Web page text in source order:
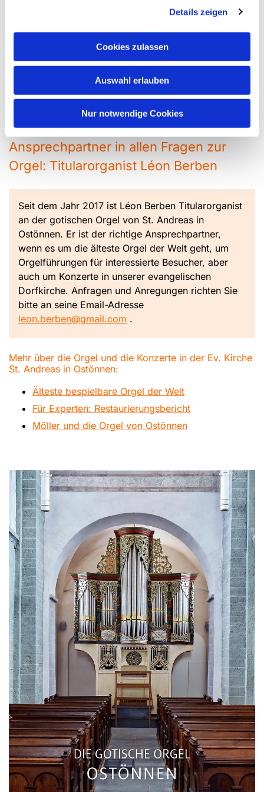
Details zeigen
Cookies zulassen
Auswahl erlauben
Nur notwendige Cookies
Schleifladenorgel aufzeigt und der die Schönheit des
restaurierten klanglichen Denkmals mit Orgelmusik aus
der Entstehungszeit des ursprünglichen Instrumentes
vorführt. Die DVD enthält zusätzlich Klangimpressionen
vom Spiel auf der Orgel, eine Bilddokumentation der
das Pfeifenwerk der Orgel. Erhältlich ist die DVD beim
Westfalen-Medienshop des LWL.
Ansprechpartner in allen Fragen zur
Orgel: Titularorganist Léon Berben
Seit dem Jahr 2017 ist Léon Berben Titularorganist
an der gotischen Orgel von St. Andreas in
Ostönnen. Er ist der richtige Ansprechpartner,
wenn es um die älteste Orgel der Welt geht, um
Orgelführungen für interessierte Besucher, aber
auch um Konzerte in unserer evangelischen
Dorfkirche. Anfragen und Anregungen richten Sie
bitte an seine Email-Adresse
leon.berben@gmail.com .
Mehr über die Orgel und die Konzerte in der Ev. Kirche
St. Andreas in Ostönnen:
Älteste bespielbare Orgel der Welt
Für Experten: Restaurierungsbericht
Möller und die Orgel von Ostönnen